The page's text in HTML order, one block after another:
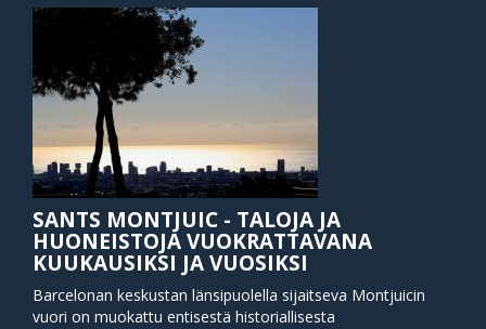
SANTS MONTJUIC - TALOJA JA
HUONEISTOJA VUOKRATTAVANA
KUUKAUSIKSI JA VUOSIKSI
Barcelonan keskustan länsipuolella sijaitseva Montjuicin
vuori on muokattu entisestä historiallisesta